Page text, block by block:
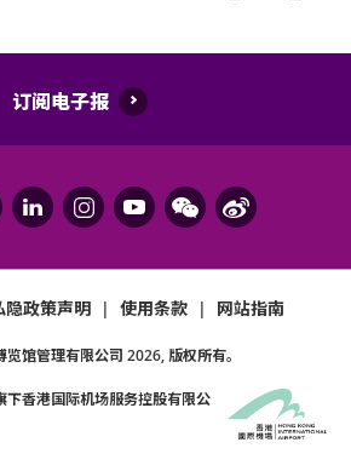
日將於亞洲國際博覽館Arena，舉行
來一個溫馨快樂的以歌會友相聚，
心，於是決定2022年3月底在亞洲國
演出。
Lam第一次於亞洲國際博覽館開
构及其官方票务之可适用条款及细
则将不时修改而不作另行通知。
权。
订阅电子报
隐政策声明 | 使用条款 | 网站指南
馆管理有限公司 2026, 版权所有。
下香港国际机场服务控股有限公